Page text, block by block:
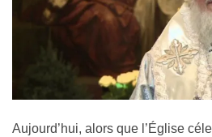
Aujourd’hui, alors que l’Église